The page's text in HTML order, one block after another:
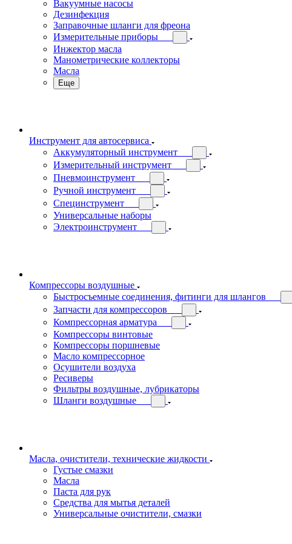
Вакуумные насосы
Дезинфекция
Заправочные шланги для фреона
Измерительные приборы
Инжектор масла
Манометрические коллекторы
Масла
Еще
Инструмент для автосервиса
Аккумуляторный инструмент
Измерительный инструмент
Пневмоинструмент
Ручной инструмент
Специнструмент
Универсальные наборы
Электроинструмент
Компрессоры воздушные
Быстросъемные соединения, фитинги для шлангов
Запчасти для компрессоров
Компрессорная арматура
Компрессоры винтовые
Компрессоры поршневые
Масло компрессорное
Осушители воздуха
Ресиверы
Фильтры воздушные, лубрикаторы
Шланги воздушные
Масла, очистители, технические жидкости
Густые смазки
Масла
Паста для рук
Средства для мытья деталей
Универсальные очистители, смазки